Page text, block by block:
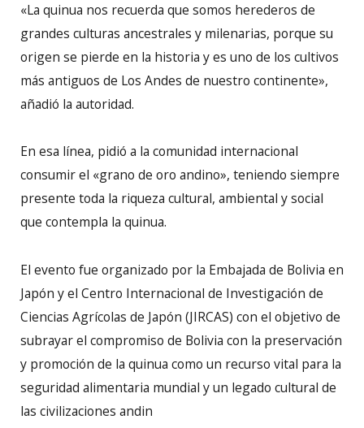
«La quinua nos recuerda que somos herederos de
grandes culturas ancestrales y milenarias, porque su
origen se pierde en la historia y es uno de los cultivos
más antiguos de Los Andes de nuestro continente»,
añadió la autoridad.
En esa línea, pidió a la comunidad internacional
consumir el «grano de oro andino», teniendo siempre
presente toda la riqueza cultural, ambiental y social
que contempla la quinua.
El evento fue organizado por la Embajada de Bolivia en
Japón y el Centro Internacional de Investigación de
Ciencias Agrícolas de Japón (JIRCAS) con el objetivo de
subrayar el compromiso de Bolivia con la preservación
y promoción de la quinua como un recurso vital para la
seguridad alimentaria mundial y un legado cultural de
las civilizaciones andin